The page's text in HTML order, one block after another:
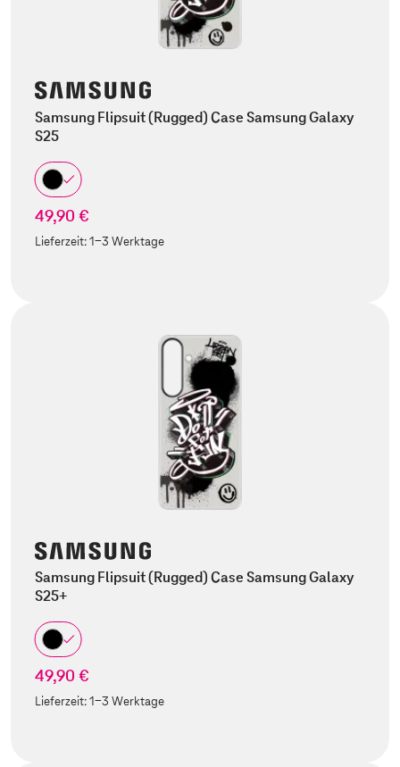
Samsung Flipsuit (Rugged) Case Samsung Galaxy
S25
49,90 €
Lieferzeit:1-3 Werktage
Samsung Flipsuit (Rugged) Case Samsung Galaxy
S25+
49,90 €
Lieferzeit:1-3 Werktage